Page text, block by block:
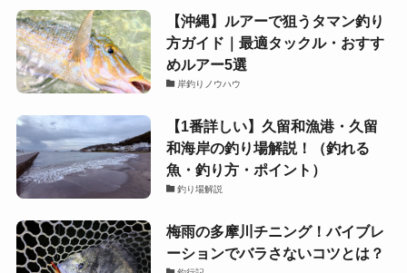
【沖縄】ルアーで狙うタマン釣り
方ガイド｜最適タックル・おすす
めルアー5選
岸釣りノウハウ
【1番詳しい】久留和漁港・久留
和海岸の釣り場解説！（釣れる
魚・釣り方・ポイント）
釣り場解説
梅雨の多摩川チニング！バイブレ
ーションでバラさないコツとは？